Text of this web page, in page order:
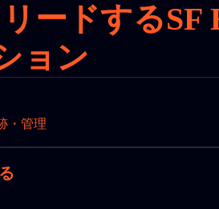
ードするSF
ョン
・管理